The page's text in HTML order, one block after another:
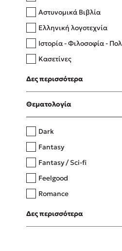
Δανάη
Πάνω, κάτω,
Η μέθοδος
Αστυνομικά Βιβλία
Ελληνική λογοτεχνία
Ιστορία - Φιλοσοφία -
Κασετίνες
Λευκώματα - Έγχρωμοι
Μαγειρική
Δες περισσότερα
Θεματολογία
Dark
Fantasy
Fantasy / Sci-fi
Feelgood
Romance
Upmarket
Young Adult
Δες περισσότερα